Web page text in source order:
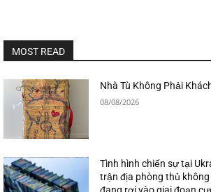
MOST READ
Nhà Tù Không Phải
08/08/2026
Tình hình chiến sự tại
trận địa phòng thủ
đang rơi vào giai đoạn